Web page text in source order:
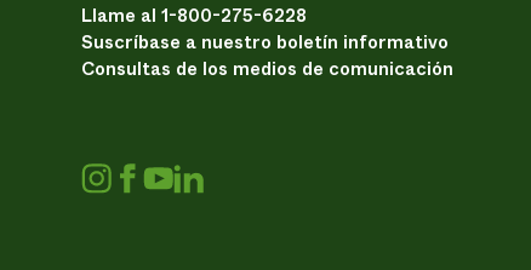
Llame al 1-800-275-6228
Suscríbase a nuestro boletín informativo
Consultas de los medios de comunicación